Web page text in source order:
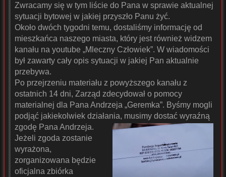
Zwracamy się w tym liście do Pana w sprawie aktualnej
sytuacji bytowej w jakiej przyszło Panu żyć.
Około dwóch tygodni temu, dostaliśmy informację od
mieszkańca naszego miasta, który jest również widzem
kanału na youtube „Mleczny Człowiek”. W wiadomości
był zawarty cały opis sytuacji w jakiej Pan aktualnie
przebywa.
Po przejrzeniu materiału z powyższego kanału z
ostatnich 14 dni, Zarząd zdecydował o pomocy
materialnej dla Pana Andrzeja „Geremka”. Byśmy mogli
podjąć jakiekolwiek działania, musimy dostać wyraźną
zgodę Pana Andrzeja.
Jeżeli zgoda zostanie
wyrażona,
zorganizowana będzie
oficjalna zbiórka